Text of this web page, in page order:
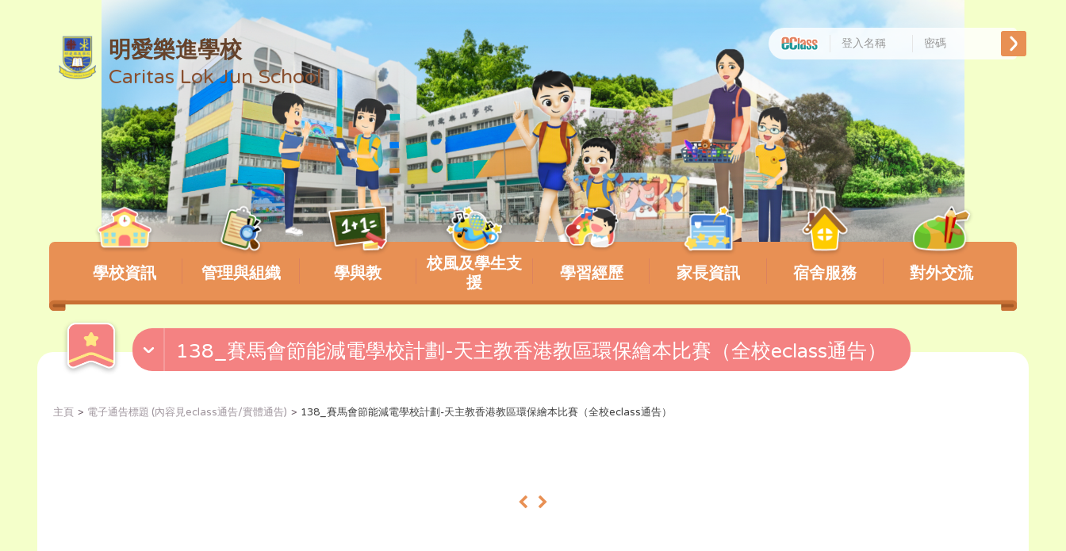
明愛樂進學校
Caritas Lok Jun School
學校資訊 管理與組織 學與教
校風及學生支
援
學習經歷 家長資訊 宿舍服務 對外交流
138_賽馬會節能減電學校計劃-天主教香港教區環保繪本比賽（全校eclass通告）
主頁 電子通告標題 (內容見eclass通告/實體通告) 138_賽馬會節能減電學校計劃-天主教香港教區環保繪本比賽（全校eclass通告）
« »